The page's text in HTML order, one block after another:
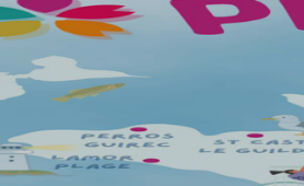
LE COMITÉ RÉGIONAL
ACTIVITÉS RÉGIONALES